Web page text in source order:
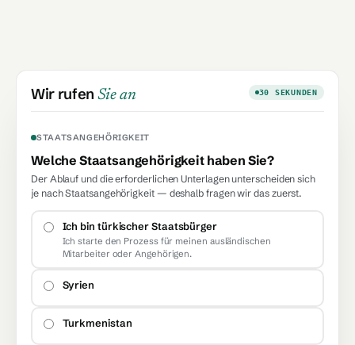
Wir rufen Sie an 30 SEKUNDEN
STAATSANGEHÖRIGKEIT
Welche Staatsangehörigkeit haben Sie?
Der Ablauf und die erforderlichen Unterlagen unterscheiden sich
je nach Staatsangehörigkeit — deshalb fragen wir das zuerst.
Ich bin türkischer Staatsbürger
Ich starte den Prozess für meinen ausländischen
Mitarbeiter oder Angehörigen.
Syrien
Turkmenistan